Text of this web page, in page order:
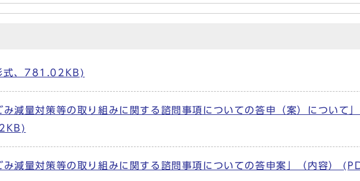
式、781.02KB)
減量対策等の取り組みに関する諮問事項についての答申（案）について
減量対策等の取り組みに関する諮問事項についての答申案」（内容）